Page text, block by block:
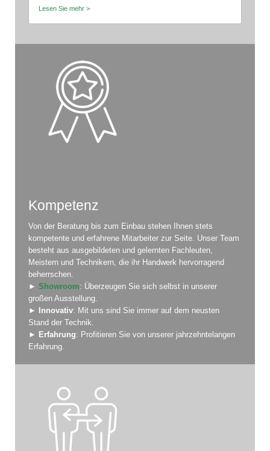
Lesen Sie mehr >
Kompetenz
Von der Beratung bis zum Einbau stehen Ihnen stets
kompetente und erfahrene Mitarbeiter zur Seite. Unser Team
besteht aus ausgebildeten und gelernten Fachleuten,
Meistern und Technikern, die ihr Handwerk hervorragend
beherrschen.
► Showroom: Überzeugen Sie sich selbst in unserer
großen Ausstellung.
► Innovativ: Mit uns sind Sie immer auf dem neusten
Stand der Technik.
► Erfahrung: Profitieren Sie von unserer jahrzehntelangen
Erfahrung.